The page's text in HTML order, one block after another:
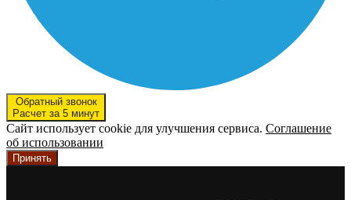
Обратный звонок
Расчет за 5 минут
Сайт использует cookie для улучшения сервиса. Соглашение
об использовании
Принять